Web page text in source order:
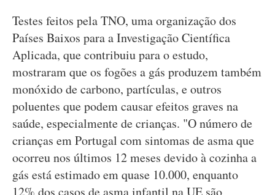
Testes feitos pela TNO, uma organização dos
Países Baixos para a Investigação Científica
Aplicada, que contribuiu para o estudo,
mostraram que os fogões a gás produzem também
monóxido de carbono, partículas, e outros
poluentes que podem causar efeitos graves na
saúde, especialmente de crianças. "O número de
crianças em Portugal com sintomas de asma que
ocorreu nos últimos 12 meses devido à cozinha a
gás está estimado em quase 10.000, enquanto
12% dos casos de asma infantil na UE são